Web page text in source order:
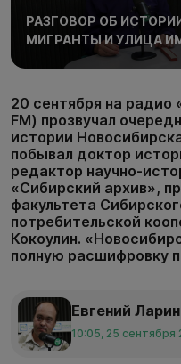
РАЗГОВОР ОБ
МИГРАНТЫ И УЛИЦА
20 сентября на радио
FM) прозвучал
истории
побывал доктор
редактор научно-
«Сибирский архив»,
факультета
потребительской
Кокоулин.
полную расшифровку
Евгений Ларин
10:05, 25 сентября